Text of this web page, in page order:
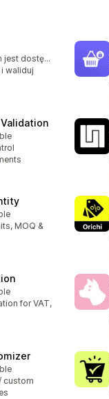
Bezpłatny plan jest dostępny
waliduj
MOQ &
for VAT,
custom